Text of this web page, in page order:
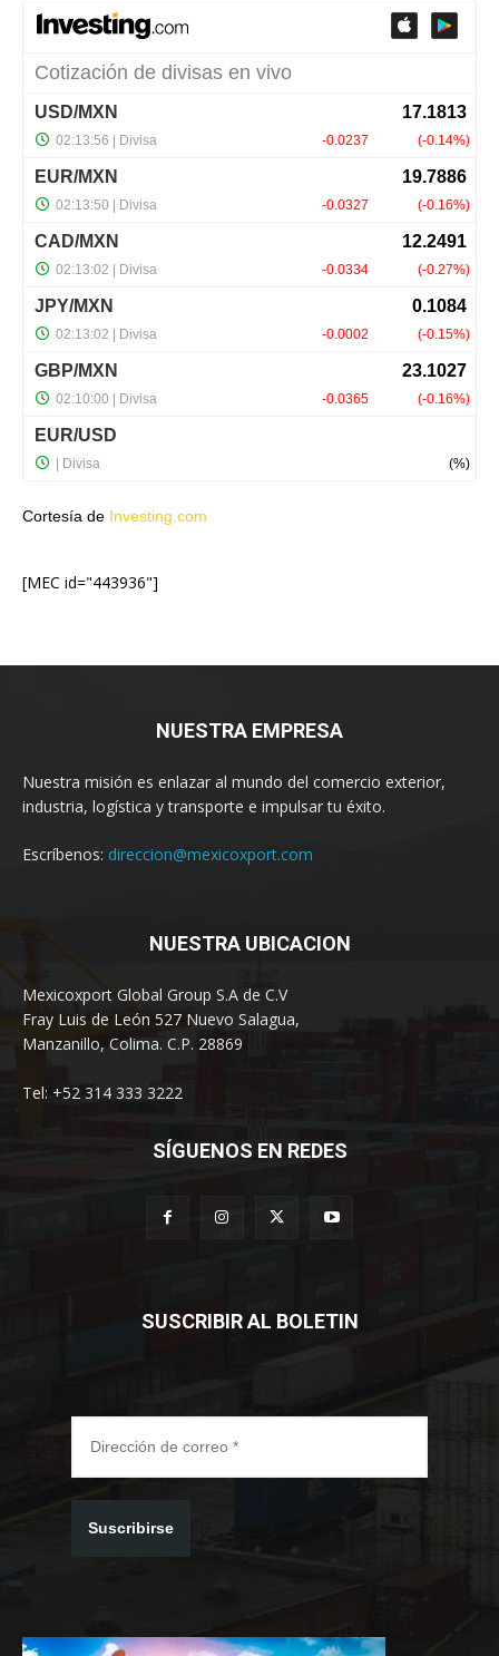
Cortesía de Investing.com
[MEC id="443936"]
NUESTRA EMPRESA
Nuestra misión es enlazar al mundo del comercio exterior,
industria, logística y transporte e impulsar tu éxito.
Escríbenos: direccion@mexicoxport.com
NUESTRA UBICACION
Mexicoxport Global Group S.A de C.V
Fray Luis de León 527 Nuevo Salagua,
Manzanillo, Colima. C.P. 28869
Tel: +52 314 333 3222
SÍGUENOS EN REDES
SUSCRIBIR AL BOLETIN
Suscribirse